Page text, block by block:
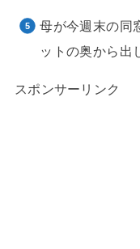
母が今週末の同
ットの奥から出
スポンサーリンク